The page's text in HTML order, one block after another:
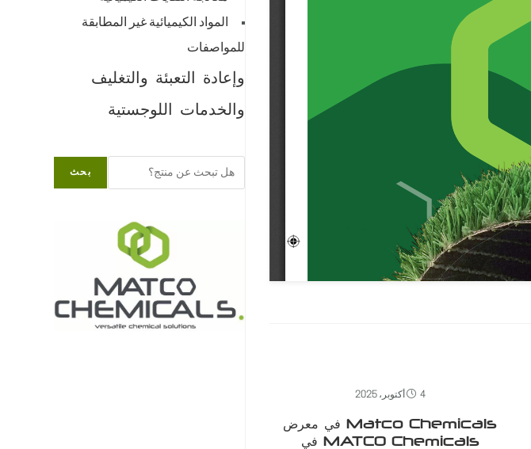
4 أكتوبر، 2025
Matco Chemicals في معرض
MATCO Chemicals في
المواد الكيميائية غير المطابقة
للمواصفات
وإعادة التعبئة والتغليف
والخدمات اللوجستية
البحث
بحث